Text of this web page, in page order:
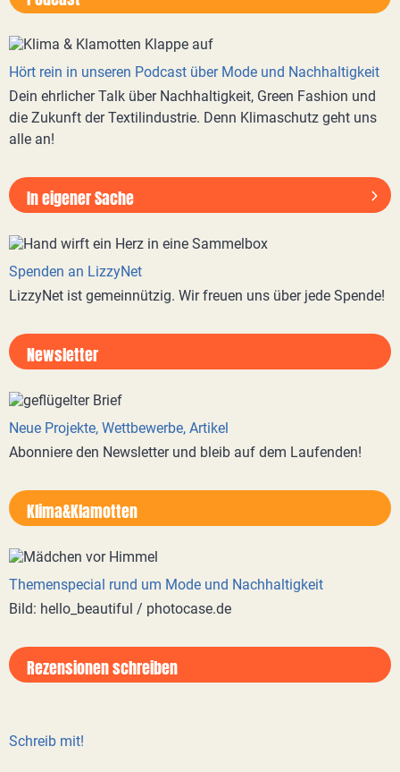
Hört rein in unseren Podcast über Mode und Nachhaltigkeit
Dein ehrlicher Talk über Nachhaltigkeit, Green Fashion und
die Zukunft der Textilindustrie. Denn Klimaschutz geht uns
alle an!
In eigener Sache
Spenden an LizzyNet
LizzyNet ist gemeinnützig. Wir freuen uns über jede Spende!
Newsletter
Neue Projekte, Wettbewerbe, Artikel
Abonniere den Newsletter und bleib auf dem Laufenden!
Klima&Klamotten
Themenspecial rund um Mode und Nachhaltigkeit
Bild: hello_beautiful / photocase.de
Rezensionen schreiben
Schreib mit!